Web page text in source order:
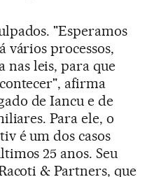
"Esperamos
vários processos,
nas leis, para que
afirma
de Iancu e de
Para ele, o
é um dos casos
25 anos. Seu
& Partners, que